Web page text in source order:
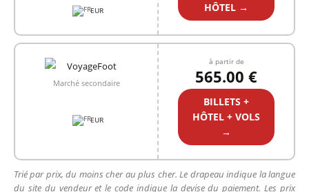
EUR HÔTEL →
Marché secondaire
EUR
à partir de
565.00 €
BILLETS +
HÔTEL + VOLS
→
Trié par prix, du moins cher au plus cher. Le drapeau indique la langue
du site du vendeur et le code indique la devise du paiement. Les prix